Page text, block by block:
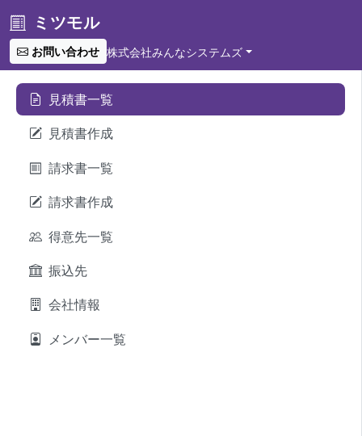
ミツモル
お問い合わせ 株式会社みんなシステムズ
見積書一覧
見積書作成
請求書一覧
請求書作成
得意先一覧
振込先
会社情報
メンバー一覧